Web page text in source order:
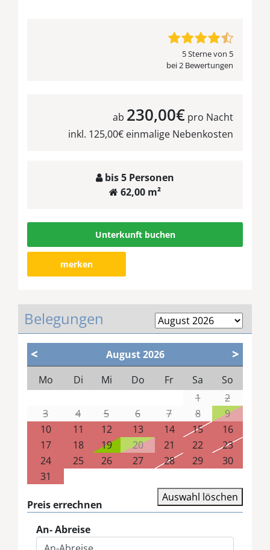
5 Sterne von 5
bei 2 Bewertungen
ab 230,00€ pro Nacht
inkl. 125,00€ einmalige Nebenkosten
bis 5 Personen
62,00 m²
Unterkunft buchen
merken
Belegungen
< August2026
Mo
Di Mi Do Fr Sa
So
1
2
3
4 5 6 7 8
9
10
11 12 13 14 15
16
17
18 19 20 21 22
23
24
25 26 27 28 29
30
31
>
Auswahl löschen
Preis errechnen
An- Abreise